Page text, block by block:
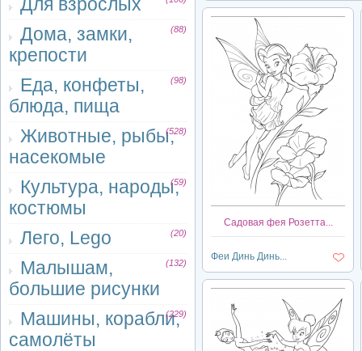
Для взрослых
Дома, замки,
крепости
(88)
Еда, конфеты,
блюда, пища
(98)
Животные, рыбы,
насекомые
(528)
Культура, народы,
костюмы
(59)
Лего, Lego (20)
Малышам,
большие рисунки
(132)
Машины, корабли,
самолёты
(229)
Садовая фея Розетта...
Феи Динь Динь...